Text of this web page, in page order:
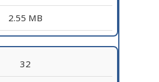
2.55 MB
32